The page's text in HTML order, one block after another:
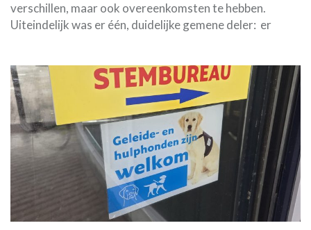
verschillen, maar ook overeenkomsten te hebben.
Uiteindelijk was er één, duidelijke gemene deler: er